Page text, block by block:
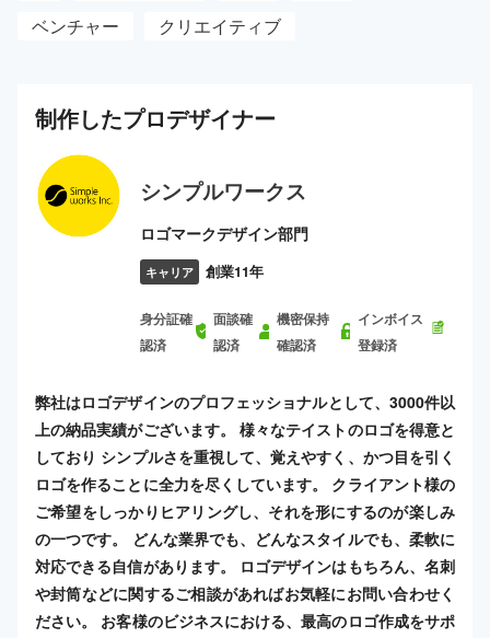
ベンチャー
クリエイティブ
制作したプロデザイナー
シンプルワークス
ロゴマークデザイン部門
キャリア 創業11年
身分証確
認済
面談確
認済
機密保持
確認済
インボイス
登録済
弊社はロゴデザインのプロフェッショナルとして、3000件以
上の納品実績がございます。 様々なテイストのロゴを得意と
しており シンプルさを重視して、覚えやすく、かつ目を引く
ロゴを作ることに全力を尽くしています。 クライアント様の
ご希望をしっかりヒアリングし、それを形にするのが楽しみ
の一つです。 どんな業界でも、どんなスタイルでも、柔軟に
対応できる自信があります。 ロゴデザインはもちろん、名刺
や封筒などに関するご相談があればお気軽にお問い合わせく
ださい。 お客様のビジネスにおける、最高のロゴ作成をサポ